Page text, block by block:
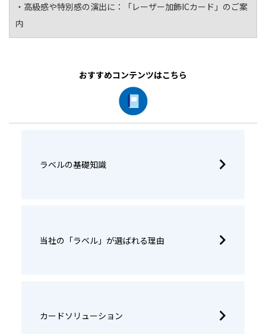
・高級感や特別感の演出に：
「レーザー加飾ICカード」のご案
内
おすすめコンテンツはこちら
ラベルの基礎知識
当社の「ラベル」が選ばれる理由
カードソリューション